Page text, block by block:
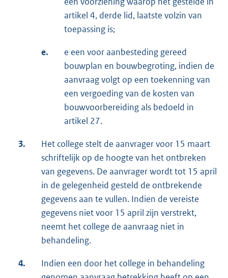
artikel 4, derde lid, laatste volzin van
toepassing is;
e.
e een voor aanbesteding gereed
bouwplan en bouwbegroting, indien de
aanvraag volgt op een toekenning van
een vergoeding van de kosten van
bouwvoorbereiding als bedoeld in
artikel 27.
3.
Het college stelt de aanvrager voor 15 maart
schriftelijk op de hoogte van het ontbreken
van gegevens. De aanvrager wordt tot 15 april
in de gelegenheid gesteld de ontbrekende
gegevens aan te vullen. Indien de vereiste
gegevens niet voor 15 april zijn verstrekt,
neemt het college de aanvraag niet in
behandeling.
4.
Indien een door het college in behandeling